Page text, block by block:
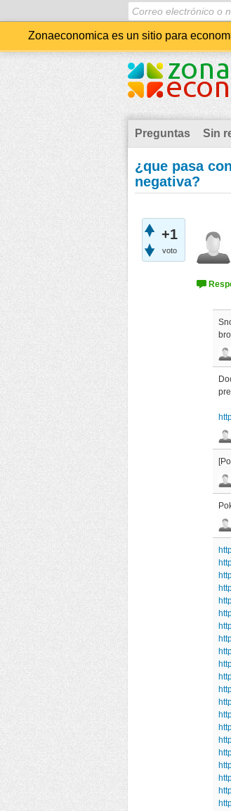
Zonaeconomica es un sitio para
Preguntas Sin
¿que pasa
negativa?
+1
voto